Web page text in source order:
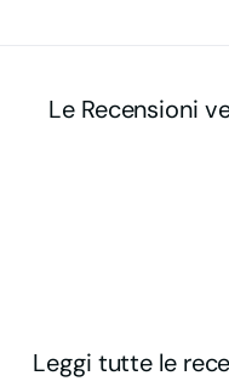
Le Recensioni
Leggi tutte le